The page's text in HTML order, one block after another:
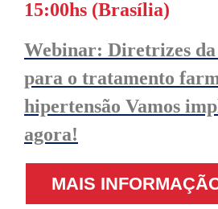
15:00hs (Brasília)
Webinar: Diretrizes da
para o tratamento
hipertensão Vamos
agora!
MAIS